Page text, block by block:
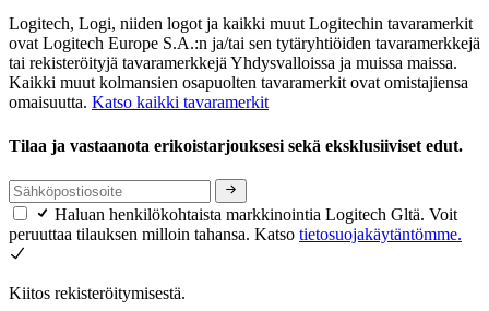
Logitech, Logi, niiden logot ja kaikki muut Logitechin tavaramerkit
ovat Logitech Europe S.A.:n ja/tai sen tytäryhtiöiden tavaramerkkejä
tai rekisteröityjä tavaramerkkejä Yhdysvalloissa ja muissa maissa.
Kaikki muut kolmansien osapuolten tavaramerkit ovat omistajiensa
omaisuutta. Katso kaikki tavaramerkit
Tilaa ja vastaanota erikoistarjouksesi sekä eksklusiiviset edut.
Haluan henkilökohtaista markkinointia Logitech Gltä. Voit
peruuttaa tilauksen milloin tahansa. Katso tietosuojakäytäntömme.
Kiitos rekisteröitymisestä.